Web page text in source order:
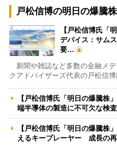
戸松信博の明日の爆騰
【戸松信博氏「
デバイス：サム
要…
新聞や雑誌など多数の金融メ
クアドバイザーズ代表の戸松信
【戸松信博氏「明日の爆騰株
端半導体の製造に不可欠な検
【戸松信博氏「明日の爆騰株
えるキープレーヤー 成長の